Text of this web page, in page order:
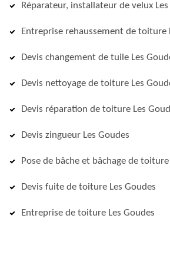
Réparateur, installateur de velux Les
Entreprise rehaussement de toiture
Devis changement de tuile Les
Devis nettoyage de toiture Les
Devis réparation de toiture Les
Devis zingueur Les Goudes
Pose de bâche et bâchage de toiture
Devis fuite de toiture Les Goudes
Entreprise de toiture Les Goudes